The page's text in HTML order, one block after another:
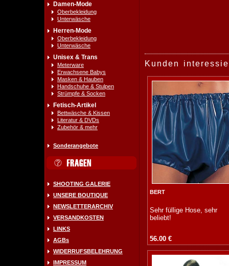
Damen-Mode
Oberbekleidung
Unterwäsche
Herren-Mode
Oberbekleidung
Unterwäsche
Unisex & Trans
Meterware
Erwachsene Babys
Masken & Hauben
Handschuhe & Stulpen
Strümpfe & Socken
Fetisch-Artikel
Bettwäsche & Kissen
Literatur & DVDs
Zubehör & mehr
Sonderangebote
SHOOTING GALERIE
UNSERE BOUTIQUE
NEWSLETTERARCHIV
VERSANDKOSTEN
LINKS
AGBs
WIDERRUFSBELEHRUNG
IMPRESSUM
Kunden
BERT
Sehr füllige Hose, sehr
beliebt!
56.00 €